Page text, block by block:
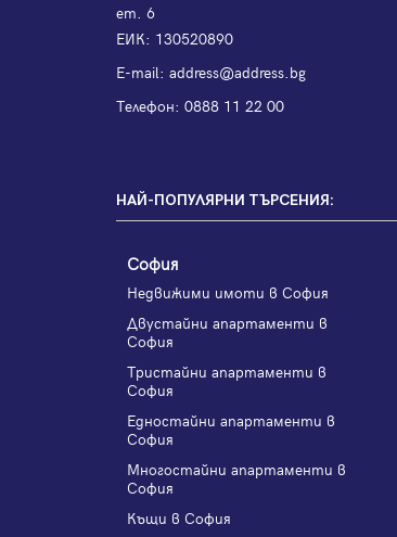
ет. 6
ЕИК: 130520890
Е-mail: address@address.bg
Телефон: 0888 11 22 00
НАЙ-ПОПУЛЯРНИ ТЪРСЕНИЯ:
София
Недвижими имоти в София
Двустайни апартаменти в
София
Тристайни апартаменти в
София
Едностайни апартаменти в
София
Многостайни апартаменти в
София
Къщи в София